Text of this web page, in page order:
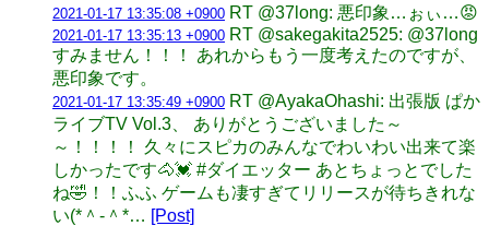
2021-01-17 13:35:08 +0900 RT @37long: 悪印象…ぉぃ…😡
2021-01-17 13:35:13 +0900 RT @sakegakita2525: @37long
すみません！！！ あれからもう一度考えたのですが、
悪印象です。
2021-01-17 13:35:49 +0900 RT @AyakaOhashi: 出張版 ぱか
ライブTV Vol.3、 ありがとうございました～
～！！！！ 久々にスピカのみんなでわいわい出来て楽
しかったです🐴💓 #ダイエッター あとちょっとでした
ね🤣！！ふふ ゲームも凄すぎてリリースが待ちきれな
い(*＾-＾*… [Post]